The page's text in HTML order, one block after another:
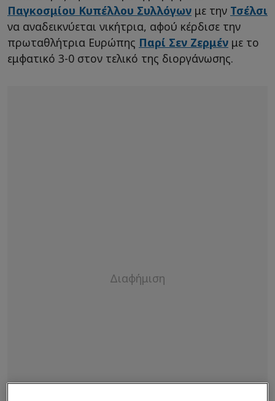
Παγκοσμίου Κυπέλλου Συλλόγων με την Τσέλσι
να αναδεικνύεται νικήτρια, αφού κέρδισε την
πρωταθλήτρια Ευρώπης Παρί Σεν Ζερμέν με το
εμφατικό 3-0 στον τελικό της διοργάνωσης.